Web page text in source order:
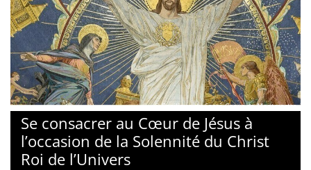
© Basilique du Sacré-Coeur de Montmartre
Se consacrer au Cœur de Jésus à
l’occasion de la Solennité du Christ
Roi de l’Univers